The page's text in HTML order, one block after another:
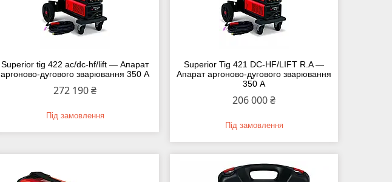
Superior tig 422 ac/dc-hf/lift — Апарат
аргоново-дугового зварювання 350 А
272 190 ₴
Під замовлення
Superior Tig 421 DC-HF/LIFT R.A —
Апарат аргоново-дугового зварювання
350 А
206 000 ₴
Під замовлення